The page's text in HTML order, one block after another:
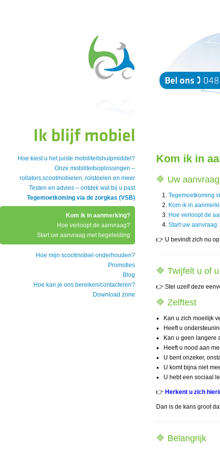
Hoe kiest u het juiste mobiliteitshulpmiddel?
Onze mobiliteitsoplossingen –
rollators,scootmobielen, rolstoelen en meer
Testen en advies – ontdek wat bij u past
Tegemoetkoming via de zorgkas (VSB)
Kom ik in aanmerking?
Hoe verloopt de aanvraag?
Start uw aanvraag met begeleiding
Hoe mijn scootmobiel onderhouden?
Promoties
Blog
Hoe kan je ons bereiken/contacteren?
Download zone
Kom ik in
🔷 Uw
Tegemoetkoming
Kom ik in
Hoe verloopt de
Start uw aanvraag
👉 U bevindt zich nu
🔷 Twijfelt u of
👉 Stel uzelf deze
🔷 Zelftest
Kan u zich moeilijk
Heeft u
Kan u geen langere
Heeft u nood aan
U bent onzeker,
U komt bijna niet
U hebt een sociaal
👉 Herkent u zich
Dan is de kans groot
🔷 Belangrijk